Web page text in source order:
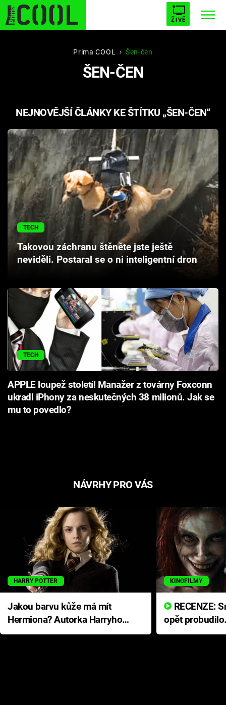
ŽIVĚ
STARHOUSE BUFFY, PŘEMOŽITELKA UPÍRŮ
PLNEJ KOTEL AVENGERS 5
Témata
Filmy
Seriály
Hry
Cool Esport
Pořady
TV Program
Sledujte prima+
Přihlášení
Sledujte nás
Prima COOL Šen-čen
ŠEN-ČEN
NEJNOVĚJŠÍ ČLÁNKY KE ŠTÍTKU „ŠEN-ČEN“
TECH
Takovou záchranu štěněte jste ještě
neviděli. Postaral se o ni inteligentní dron
TECH
APPLE loupež století! Manažer z továrny Foxconn
ukradl iPhony za neskutečných 38 milionů. Jak se
mu to povedlo?
NÁVRHY PRO VÁS
HARRY POTTER
Jakou barvu kůže má mít
Hermiona? Autorka Harryho
Pottera přišla s ráznou
KINOFILMY
opět
přichází s